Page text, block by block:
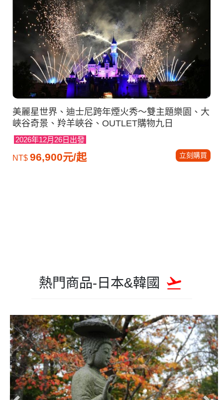
美麗星世界、迪士尼跨年煙火秀～雙主題樂園、大
峽谷奇景、羚羊峽谷、OUTLET購物九日
2026年12月26日出發
NT$ 96,900元/起 立刻購買
熱門商品-日本&韓國